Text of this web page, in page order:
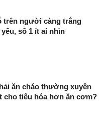
trên người càng trắng
số 1 ít ai nhìn
ăn cháo thường xuyên
cho tiêu hóa hơn ăn cơm?